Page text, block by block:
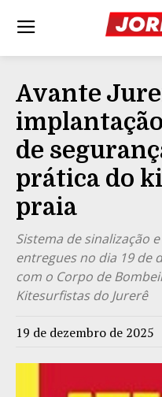
Avante
de
prática do
praia
Sistema de sinalização
entregues no dia 19 de
com o Corpo de
Kitesurfistas do Jurerê
19 de dezembro de 2025